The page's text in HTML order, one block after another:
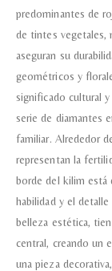
predominantes de
de tintes vegetales,
aseguran su
geométricos y
significado cultural
serie de diamantes
familiar. Alrededor
representan la
borde del kilim está
habilidad y el
belleza estética,
central, creando un
una pieza